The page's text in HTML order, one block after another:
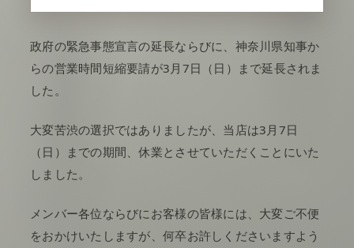
政府の緊急事態宣言の延長ならびに、神奈川県知事か
らの営業時間短縮要請が3月7日（日）まで延長されま
した。
大変苦渋の選択ではありましたが、当店は3月7日
（日）までの期間、休業とさせていただくことにいた
しました。
メンバー各位ならびにお客様の皆様には、大変ご不便
をおかけいたしますが、何卒お許しくださいますよう